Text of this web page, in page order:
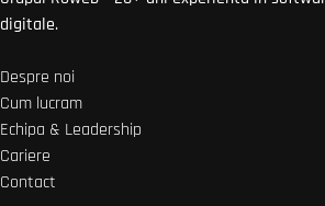
digitale.
Despre noi
Cum lucram
Echipa & Leadership
Cariere
Contact